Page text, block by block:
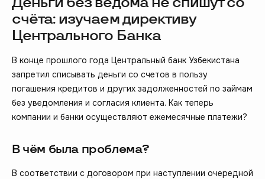
счёта: изучаем директиву
Центрального Банка
В конце прошлого года Центральный банк Узбекистана
запретил списывать деньги со счетов в пользу
погашения кредитов и других задолженностей по займам
без уведомления и согласия клиента. Как теперь
компании и банки осуществляют ежемесячные платежи?
В чём была проблема?
В соответствии с договором при наступлении очередной